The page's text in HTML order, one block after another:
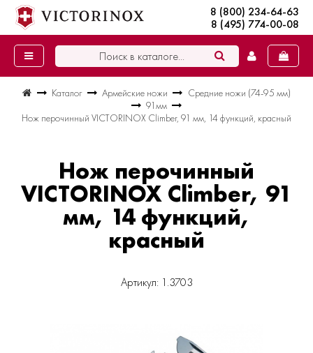
8 (800) 234-64-63
8 (495) 774-00-08
Каталог Армейские ножи
Средние ножи (74-95 мм)
91мм
Нож перочинный VICTORINOX Climber, 91 мм, 14 функций, красный
Нож перочинный
VICTORINOX Climber, 91
мм, 14 функций,
красный
Артикул: 1.3703